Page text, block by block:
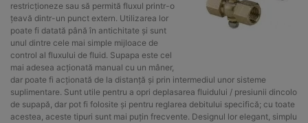
restricționeze sau să permită fluxul printr-o
țeavă dintr-un punct extern. Utilizarea lor
poate fi datată până în antichitate și sunt
unul dintre cele mai simple mijloace de
control al fluxului de fluid. Supapa este cel
mai adesea acționată manual cu un mâner,
dar poate fi acționată de la distanță și prin intermediul unor sisteme
suplimentare. Sunt utile pentru a opri deplasarea fluidului / presiunii dincolo
de supapă, dar pot fi folosite și pentru reglarea debitului specifică; cu toate
acestea, aceste tipuri sunt mai puțin frecvente. Designul lor elegant, simplu